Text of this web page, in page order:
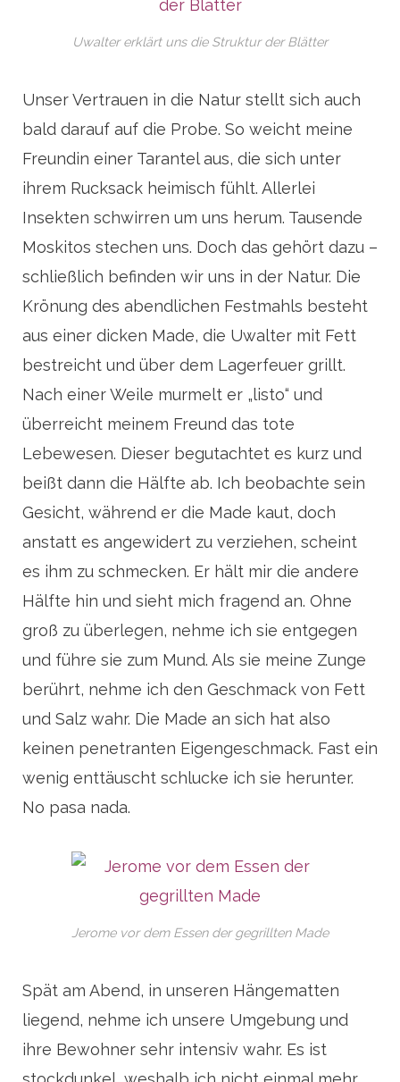
Uwalter erklärt uns die Struktur der Blätter
Unser Vertrauen in die Natur stellt sich auch
bald darauf auf die Probe. So weicht meine
Freundin einer Tarantel aus, die sich unter
ihrem Rucksack heimisch fühlt. Allerlei
Insekten schwirren um uns herum. Tausende
Moskitos stechen uns. Doch das gehört dazu –
schließlich befinden wir uns in der Natur. Die
Krönung des abendlichen Festmahls besteht
aus einer dicken Made, die Uwalter mit Fett
bestreicht und über dem Lagerfeuer grillt.
Nach einer Weile murmelt er „listo“ und
überreicht meinem Freund das tote
Lebewesen. Dieser begutachtet es kurz und
beißt dann die Hälfte ab. Ich beobachte sein
Gesicht, während er die Made kaut, doch
anstatt es angewidert zu verziehen, scheint
es ihm zu schmecken. Er hält mir die andere
Hälfte hin und sieht mich fragend an. Ohne
groß zu überlegen, nehme ich sie entgegen
und führe sie zum Mund. Als sie meine Zunge
berührt, nehme ich den Geschmack von Fett
und Salz wahr. Die Made an sich hat also
keinen penetranten Eigengeschmack. Fast ein
wenig enttäuscht schlucke ich sie herunter.
No pasa nada.
Jerome vor dem Essen der gegrillten Made
Spät am Abend, in unseren Hängematten
liegend, nehme ich unsere Umgebung und
ihre Bewohner sehr intensiv wahr. Es ist